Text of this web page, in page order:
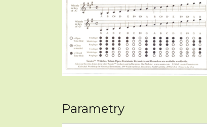
Parametry